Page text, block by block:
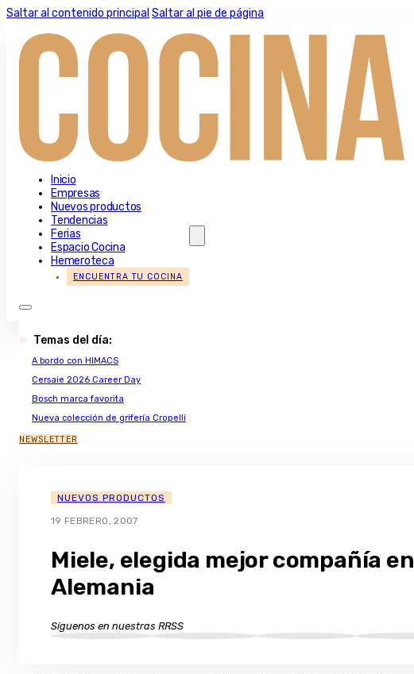
Saltar al contenido principal Saltar al pie de página
Inicio
Empresas
Nuevos productos
Tendencias
Ferias
Espacio Cocina
Hemeroteca
ENCUENTRA TU COCINA
Temas del día:
A bordo con HIMACS
Cersaie 2026 Career Day
Bosch marca favorita
Nueva colección de grifería Cropelli
NEWSLETTER
NUEVOS PRODUCTOS
19 FEBRERO, 2007
Miele, elegida mejor compañía en
Alemania
Síguenos en nuestras RRSS